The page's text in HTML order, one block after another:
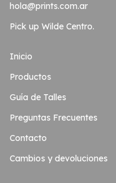
hola@prints.com.ar
Pick up Wilde Centro.
Inicio
Productos
Guía de Talles
Preguntas Frecuentes
Contacto
Cambios y devoluciones